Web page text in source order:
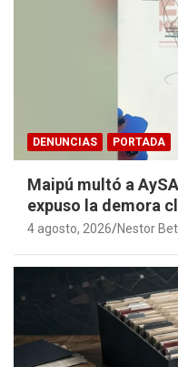
DENUNCIAS PORTADA
Maipú multó a
expuso la demora
4 agosto, 2026 Nestor